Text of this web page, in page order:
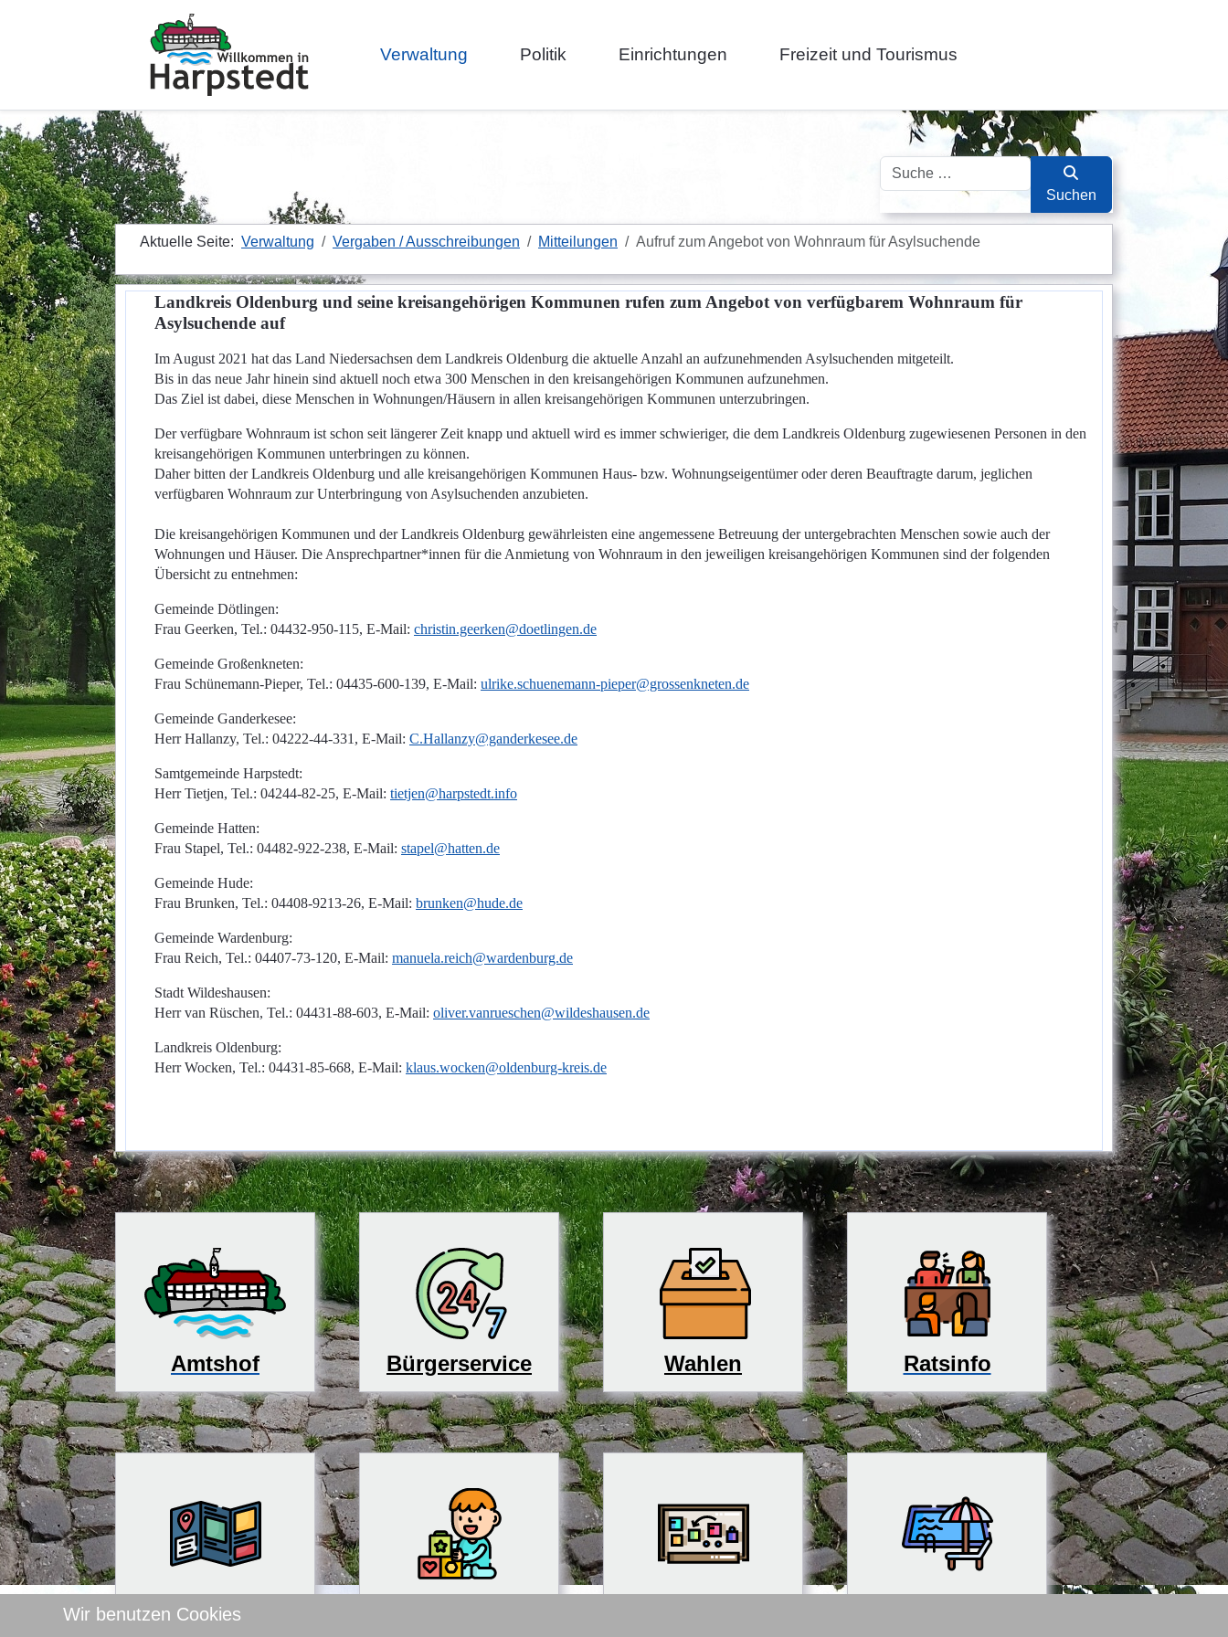
Verwaltung Politik Einrichtungen Freizeit und Tourismus
Suchen
Suchen
Aktuelle Seite: Verwaltung Vergaben / Ausschreibungen Mitteilungen Aufruf zum Angebot von Wohnraum für Asylsuchende
Landkreis Oldenburg und seine kreisangehörigen Kommunen rufen zum Angebot von verfügbarem Wohnraum für
Asylsuchende auf
Im August 2021 hat das Land Niedersachsen dem Landkreis Oldenburg die aktuelle Anzahl an aufzunehmenden Asylsuchenden mitgeteilt.
Bis in das neue Jahr hinein sind aktuell noch etwa 300 Menschen in den kreisangehörigen Kommunen aufzunehmen.
Das Ziel ist dabei, diese Menschen in Wohnungen/Häusern in allen kreisangehörigen Kommunen unterzubringen.
Der verfügbare Wohnraum ist schon seit längerer Zeit knapp und aktuell wird es immer schwieriger, die dem Landkreis Oldenburg zugewiesenen Personen in den
kreisangehörigen Kommunen unterbringen zu können.
Daher bitten der Landkreis Oldenburg und alle kreisangehörigen Kommunen Haus- bzw. Wohnungseigentümer oder deren Beauftragte darum, jeglichen
verfügbaren Wohnraum zur Unterbringung von Asylsuchenden anzubieten.
Die kreisangehörigen Kommunen und der Landkreis Oldenburg gewährleisten eine angemessene Betreuung der untergebrachten Menschen sowie auch der
Wohnungen und Häuser. Die Ansprechpartner*innen für die Anmietung von Wohnraum in den jeweiligen kreisangehörigen Kommunen sind der folgenden
Übersicht zu entnehmen:
Gemeinde Dötlingen:
Frau Geerken, Tel.: 04432-950-115, E-Mail: christin.geerken@doetlingen.de
Gemeinde Großenkneten:
Frau Schünemann-Pieper, Tel.: 04435-600-139, E-Mail: ulrike.schuenemann-pieper@grossenkneten.de
Gemeinde Ganderkesee:
Herr Hallanzy, Tel.: 04222-44-331, E-Mail: C.Hallanzy@ganderkesee.de
Samtgemeinde Harpstedt:
Herr Tietjen, Tel.: 04244-82-25, E-Mail: tietjen@harpstedt.info
Gemeinde Hatten:
Frau Stapel, Tel.: 04482-922-238, E-Mail: stapel@hatten.de
Gemeinde Hude:
Frau Brunken, Tel.: 04408-9213-26, E-Mail: brunken@hude.de
Gemeinde Wardenburg:
Frau Reich, Tel.: 04407-73-120, E-Mail: manuela.reich@wardenburg.de
Stadt Wildeshausen:
Herr van Rüschen, Tel.: 04431-88-603, E-Mail: oliver.vanrueschen@wildeshausen.de
Landkreis Oldenburg:
Herr Wocken, Tel.: 04431-85-668, E-Mail: klaus.wocken@oldenburg-kreis.de
Amtshof Bürgerservice Wahlen Ratsinfo
Tourismus
Wir benutzen Cookies